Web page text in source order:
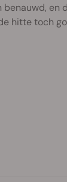
en
hitte toch